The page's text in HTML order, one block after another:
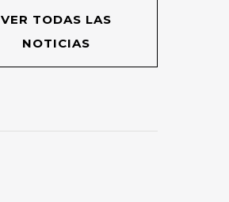
VER TODAS LAS
NOTICIAS